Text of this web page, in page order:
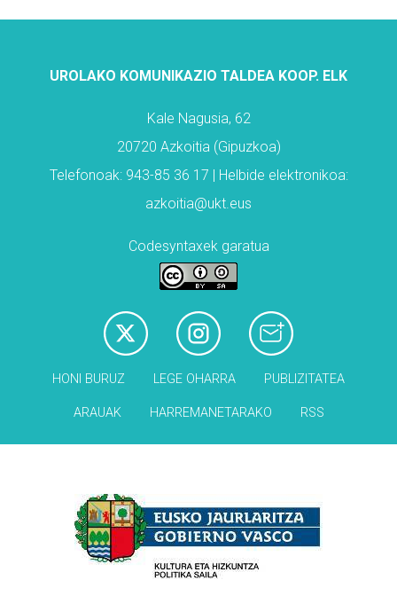
UROLAKO KOMUNIKAZIO TALDEA KOOP. ELK
Kale Nagusia, 62
20720 Azkoitia (Gipuzkoa)
Telefonoak: 943-85 36 17 | Helbide elektronikoa:
azkoitia@ukt.eus
Codesyntaxek garatua
HONI BURUZ LEGE OHARRA PUBLIZITATEA
ARAUAK HARREMANETARAKO RSS